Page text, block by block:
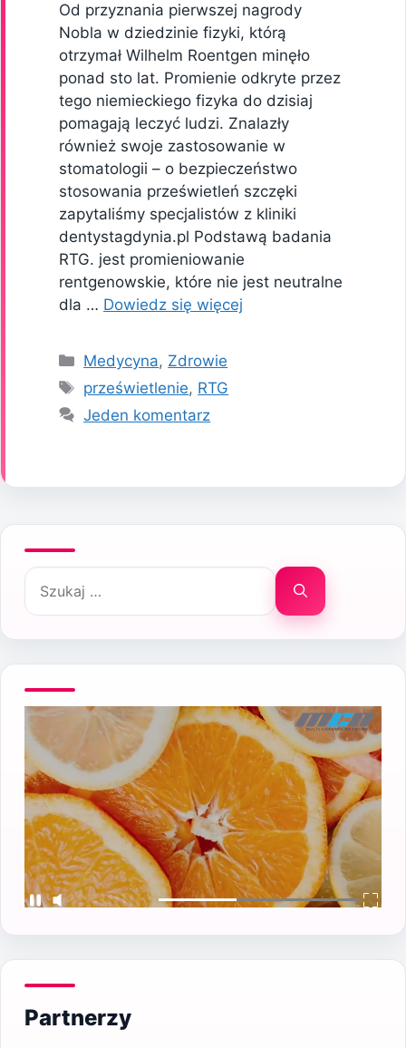
Od przyznania pierwszej nagrody
Nobla w dziedzinie fizyki, którą
otrzymał Wilhelm Roentgen minęło
ponad sto lat. Promienie odkryte przez
tego niemieckiego fizyka do dzisiaj
pomagają leczyć ludzi. Znalazły
również swoje zastosowanie w
stomatologii – o bezpieczeństwo
stosowania prześwietleń szczęki
zapytaliśmy specjalistów z kliniki
dentystagdynia.pl Podstawą badania
RTG. jest promieniowanie
rentgenowskie, które nie jest neutralne
dla … Dowiedz się więcej
Kategorie
Medycyna, Zdrowie
Tagi
prześwietlenie, RTG
Jeden komentarz
Szukaj:
Partnerzy